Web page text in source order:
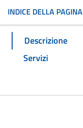
INDICE DELLA PAGINA
Descrizione
Servizi